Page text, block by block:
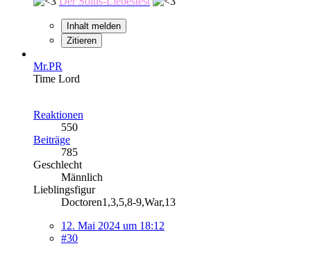
Inhalt melden
Zitieren
Mr.PR
Time Lord
Reaktionen
550
Beiträge
785
Geschlecht
Männlich
Lieblingsfigur
Doctoren1,3,5,8-9,War,13
12. Mai 2024 um 18:12
#30